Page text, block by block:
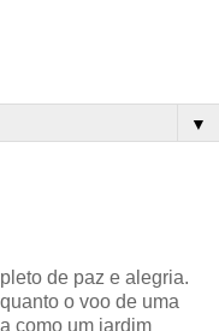
▼
de paz e alegria.
o voo de uma
como um jardim